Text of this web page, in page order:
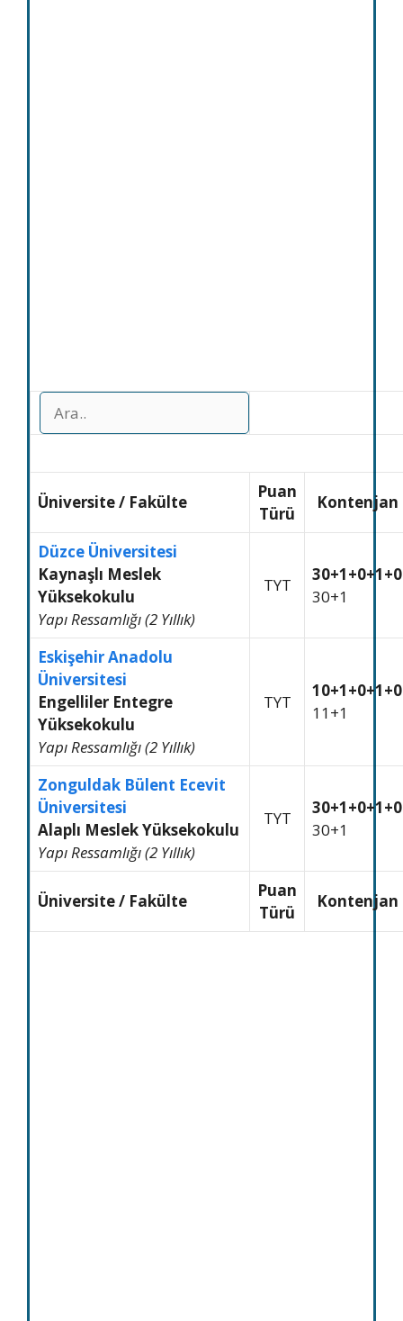
Üniversite/ Fakülte
Puan
Türü
Kontenjan
Düzce Üniversitesi
Kaynaşlı Meslek
Yüksekokulu
Yapı Ressamlığı (2 Yıllık)
TYT
30+1+0+1+0
30+1
Eskişehir Anadolu
Üniversitesi
Engelliler Entegre
Yüksekokulu
Yapı Ressamlığı (2 Yıllık)
TYT
10+1+0+1+0
11+1
Zonguldak Bülent Ecevit
Üniversitesi
Alaplı Meslek Yüksekokulu
Yapı Ressamlığı (2 Yıllık)
TYT
30+1+0+1+0
30+1
Üniversite / Fakülte
Puan
Türü
Kontenjan